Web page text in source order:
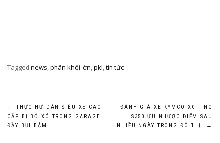
Tagged news,phân khối lớn,pkl,tin tức
Post
navigation
←
THỰC HƯ DÀN SIÊU XE CAO
CẤP BỊ BỎ XÓ TRONG GARAGE
ĐẦY BỤI BẬM
ĐÁNH GIÁ XE KYMCO XCITING
S350 ƯU NHƯỢC ĐIỂM SAU
NHIỀU NGÀY TRONG ĐÔ THỊ
→